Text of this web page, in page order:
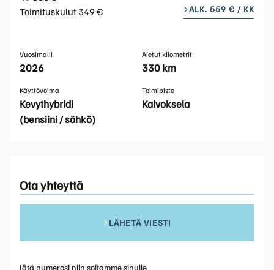
Toimituskulut 349 €
ALK. 559 € / KK
Vuosimalli
2026
Ajetut kilometrit
330 km
Käyttövoima
Kevythybridi
(bensiini / sähkö)
Toimipiste
Kaivoksela
Ota yhteyttä
LÄHETÄ VIESTI
Jätä numerosi niin soitamme sinulle